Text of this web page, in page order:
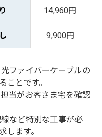
14,960円
9,900円
ファイバーケーブルの
ことです。
当がお客さま宅を確認
など特別な工事が必
します。